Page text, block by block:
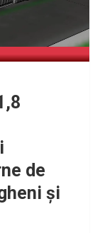
de
și